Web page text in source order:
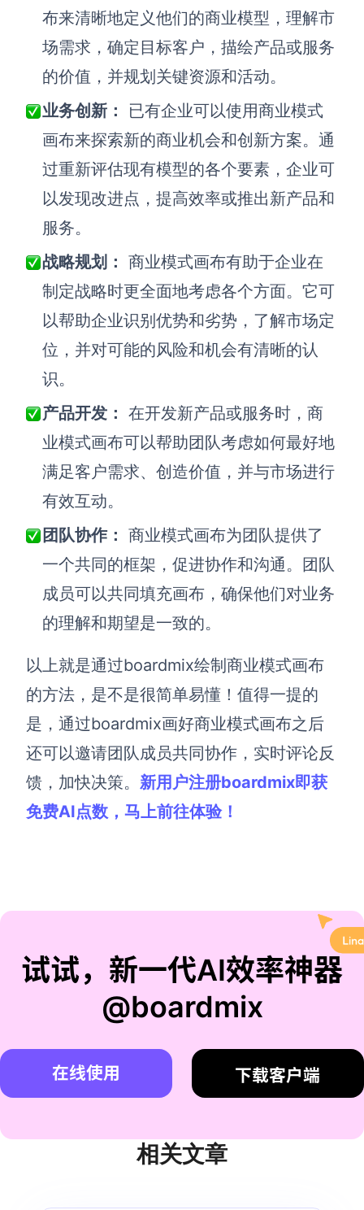
布来清晰地定义他们的商业模型，理解市
场需求，确定目标客户，描绘产品或服务
的价值，并规划关键资源和活动。
业务创新：
已有企业可以使用商业模式
画布来探索新的商业机会和创新方案。通
过重新评估现有模型的各个要素，企业可
以发现改进点，提高效率或推出新产品和
服务。
战略规划： 商业模式画布有助于企业在
制定战略时更全面地考虑各个方面。它可
以帮助企业识别优势和劣势，了解市场定
位，并对可能的风险和机会有清晰的认
识。
产品开发： 在开发新产品或服务时，商
业模式画布可以帮助团队考虑如何最好地
满足客户需求、创造价值，并与市场进行
有效互动。
团队协作： 商业模式画布为团队提供了
一个共同的框架，促进协作和沟通。团队
成员可以共同填充画布，确保他们对业务
的理解和期望是一致的。
以上就是通过boardmix绘制商业模式画布
的方法，是不是很简单易懂！值得一提的
是，通过boardmix画好商业模式画布之后
还可以邀请团队成员共同协作，实时评论反
馈，加快决策。 新用户注册boardmix即获
免费AI点数，马上前往体验！
试试，新一代AI效率神器
@boardmix
在线使用 下载客户端
相关文章